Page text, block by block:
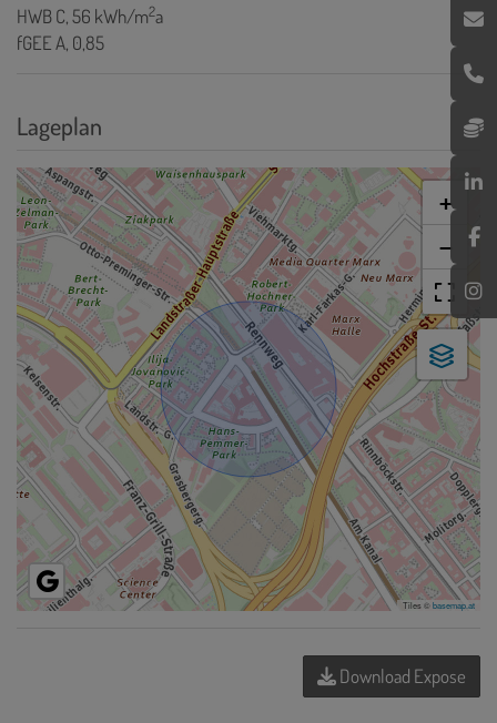
HWBC, 56 kWh/m2a
fGEEA, 0,85
Lageplan
+
−
Tiles ©basemap.at
Download Expose